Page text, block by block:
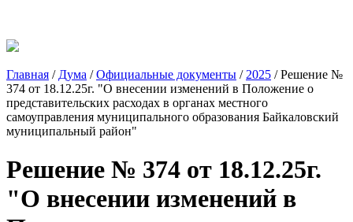
Главная / Дума /Официальные документы / 2025 /Решение №
374 от 18.12.25г. "О внесении изменений в Положение о
представительских расходах в органах местного
самоуправления муниципального образования Байкаловский
муниципальный район"
Решение № 374 от 18.12.25г.
"О внесении изменений в